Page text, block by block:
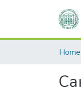
Home